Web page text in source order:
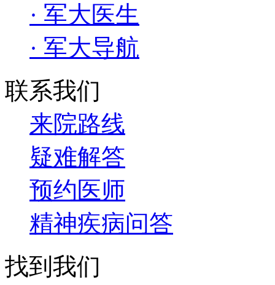
· 军大医生
· 军大导航
联系我们
来院路线
疑难解答
预约医师
精神疾病问答
找到我们